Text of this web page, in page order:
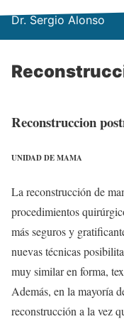
Dr. Sergio Alonso
Reconstruccion
UNIDAD DE MAMA
La reconstrucción de
procedimientos
más seguros y
nuevas técnicas
muy similar en forma,
Además, en la mayoría
reconstrucción a la vez